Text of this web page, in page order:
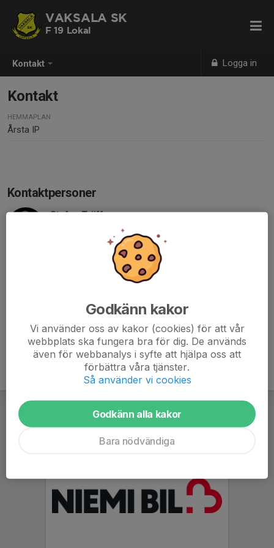
Kontakt Logga in
VAKSALA SK
F 19 Lokal
Kontakt
HEMMAPLAN
Årsta IP
Kontaktpersoner
Stefan Träff
stefantraff@hotmail.com
070-295 68 77Godkänn kakor
Vi använder oss av kakor (cookies) för att vår
webbplats ska fungera bra för dig. De används
även för webbanalys i syfte att hjälpa oss att
förbättra våra tjänster.
Så använder vi cookies
Godkänn alla kakor
Bara nödvändiga